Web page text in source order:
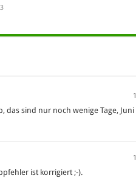
das sind nur noch wenige Tage,
ist korrigiert ;-).